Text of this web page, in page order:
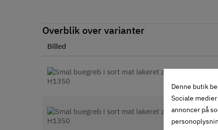
Overblik over varianter
Billed
Denne butik
Sociale
annoncer på